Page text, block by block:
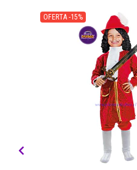
OFERTA -15%